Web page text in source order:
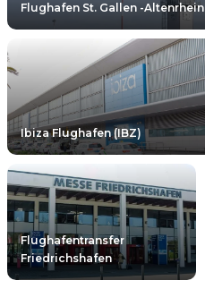
Flughafen St. Gallen -Altenrhein
Ibiza Flughafen (IBZ)
Flughafentransfer
Friedrichshafen